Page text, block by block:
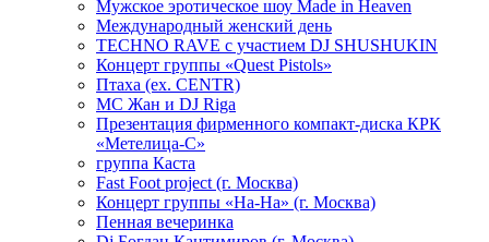
Мужское эротическое шоу Made in Heaven
Международный женский день
TECHNO RAVE с участием DJ SHUSHUKIN
Концерт группы «Quest Pistols»
Птаха (ex. CENTR)
МС Жан и DJ Riga
Презентация фирменного компакт-диска КРК
«Метелица-С»
группа Каста
Fast Foot project (г. Москва)
Концерт группы «На-На» (г. Москва)
Пенная вечеринка